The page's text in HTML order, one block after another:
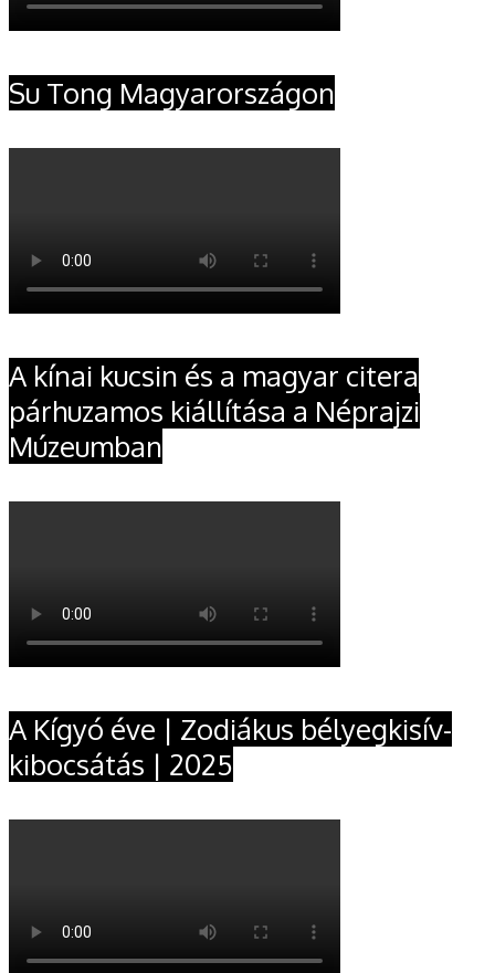
Su Tong Magyarországon
A kínai kucsin és a magyar citera
párhuzamos kiállítása a Néprajzi
Múzeumban
A Kígyó éve | Zodiákus bélyegkisív-
kibocsátás | 2025